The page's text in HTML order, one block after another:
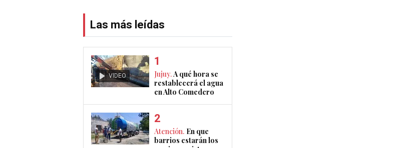
Las más leídas
VIDEO Jujuy.A qué hora se
restablecerá el agua
en Alto Comedero
Atención. En que
barrios estarán los